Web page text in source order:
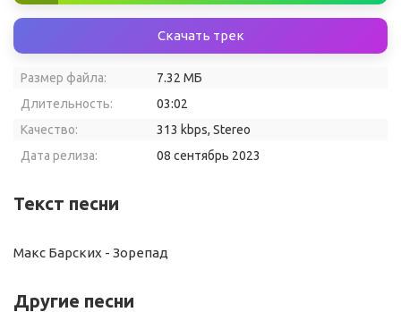
Скачать трек
Размер файла:
7.32 МБ
Длительность:
03:02
Качество:
313 kbps, Stereo
Дата релиза:
08 сентябрь 2023
Текст песни
Макс Барских - Зорепад
Другие песни